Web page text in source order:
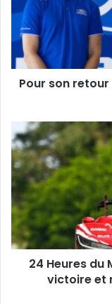
Hypercar
Ford
dévoile
sonPour son
Heures
du
Mans
-
-
Toyota
renoue
avec
24 Heures du
victoire et